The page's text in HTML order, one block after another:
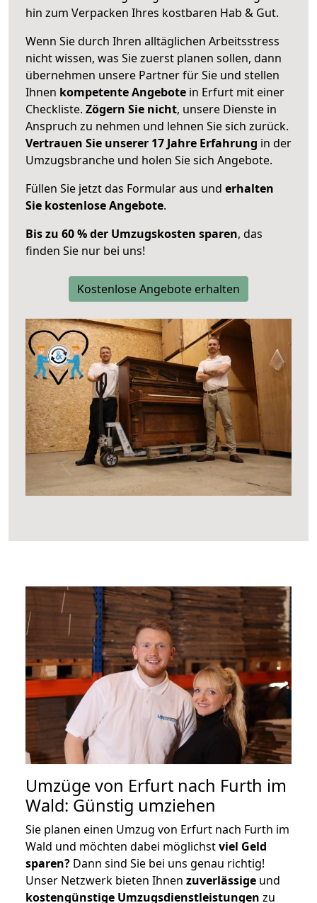
hin zum Verpacken Ihres kostbaren Hab & Gut.
Wenn Sie durch Ihren alltäglichen Arbeitsstress
nicht wissen, was Sie zuerst planen sollen, dann
übernehmen unsere Partner für Sie und stellen
Ihnen kompetente Angebote in Erfurt mit einer
Checkliste. Zögern Sie nicht, unsere Dienste in
Anspruch zu nehmen und lehnen Sie sich zurück.
Vertrauen Sie unserer 17 Jahre Erfahrung in der
Umzugsbranche und holen Sie sich Angebote.
Füllen Sie jetzt das Formular aus und erhalten
Sie kostenlose Angebote.
Bis zu 60 % der Umzugskosten sparen, das
finden Sie nur bei uns!
Kostenlose Angebote erhalten
Umzüge von Erfurt nach Furth im
Wald: Günstig umziehen
Sie planen einen Umzug von Erfurt nach Furth im
Wald und möchten dabei möglichstviel Geld
sparen? Dann sind Sie bei uns genau richtig!
Unser Netzwerk bieten Ihnen zuverlässige und
kostengünstige Umzugsdienstleistungen zu